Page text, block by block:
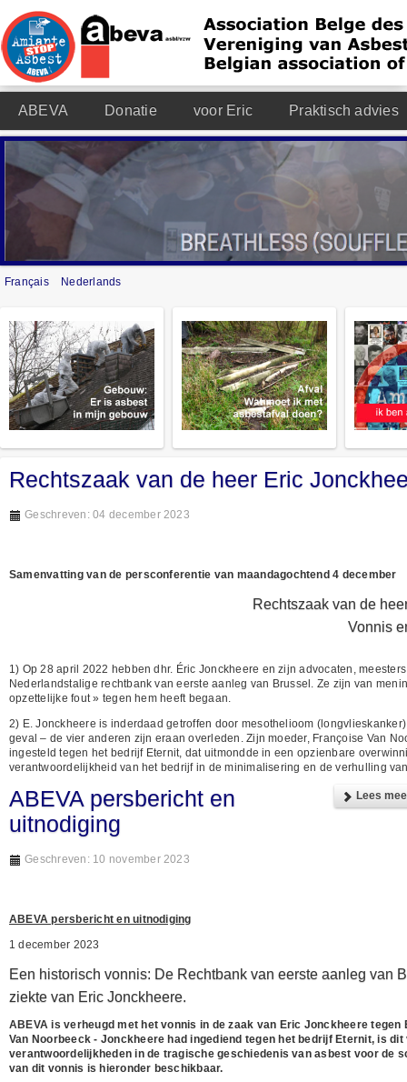
ABEVA Donatie voor Eric Praktisch advies
Français Nederlands
Rechtszaak van de heer Eric
Geschreven: 04 december 2023
Samenvatting van de persconferentie van maandagochtend 4 december
Rechtszaak van de
Vonnis
1) Op 28 april 2022 hebben dhr. Éric Jonckheere en zijn advocaten,
Nederlandstalige rechtbank van eerste aanleg van Brussel. Ze zijn van
opzettelijke fout » tegen hem heeft begaan.
2) E. Jonckheere is inderdaad getroffen door mesothelioom
geval – de vier anderen zijn eraan overleden. Zijn moeder, Françoise Van
ingesteld tegen het bedrijf Eternit, dat uitmondde in een opzienbare
verantwoordelijkheid van het bedrijf in de minimalisering en de verhulling
Lees
ABEVA persbericht en
uitnodiging
Geschreven: 10 november 2023
ABEVA persbericht en uitnodiging
1 december 2023
Een historisch vonnis: De Rechtbank van eerste aanleg van
ziekte van Eric Jonckheere.
ABEVA is verheugd met het vonnis in de zaak van Eric Jonckheere
Van Noorbeeck - Jonckheere had ingediend tegen het bedrijf Eternit, is
verantwoordelijkheden in de tragische geschiedenis van asbest voor de
van dit vonnis is hieronder beschikbaar.